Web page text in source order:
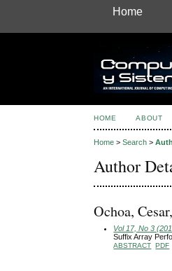
Home
HOME ABOUT
Home >Search >
Author
Ochoa,
Vol 17, No 3
Suffix Array
ABSTRACT PDF